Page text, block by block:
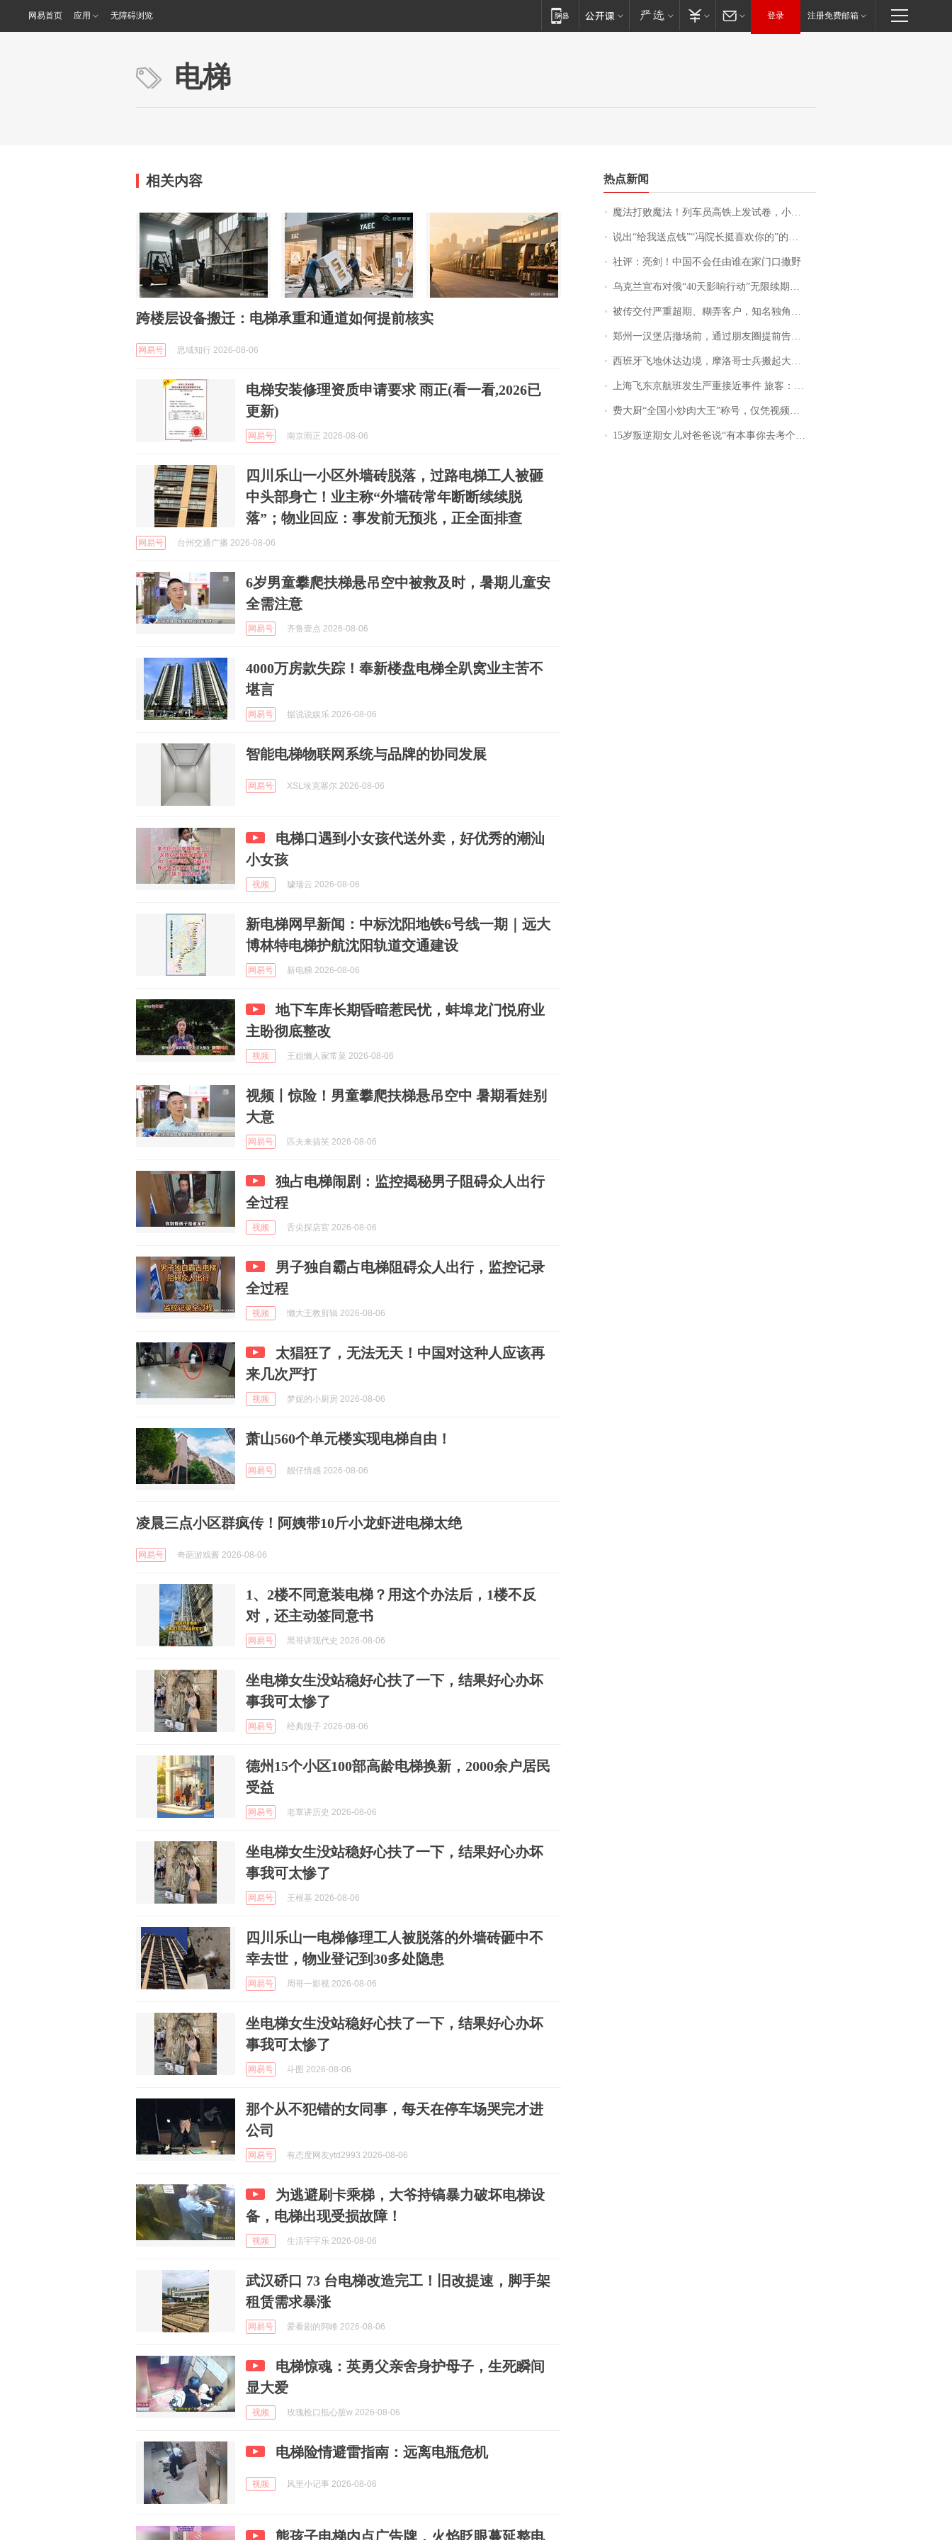
网易首页 应用 无障碍浏览 登录 注册免费邮箱
电梯
相关内容
跨楼层设备搬迁：电梯承重和通道如何提前核实
网易号 思域知行 2026-08-06
电梯安装修理资质申请要求 雨正(看一看,2026已
更新)
网易号 南京雨正 2026-08-06
四川乐山一小区外墙砖脱落，过路电梯工人被砸
中头部身亡！业主称“外墙砖常年断断续续脱
落”；物业回应：事发前无预兆，正全面排查
网易号 台州交通广播 2026-08-06
6岁男童攀爬扶梯悬吊空中被救及时，暑期儿童安
全需注意
网易号 齐鲁壹点 2026-08-06
4000万房款失踪！奉新楼盘电梯全趴窝业主苦不
堪言
网易号 据说说娱乐 2026-08-06
智能电梯物联网系统与品牌的协同发展
网易号 XSL埃克塞尔 2026-08-06
电梯口遇到小女孩代送外卖，好优秀的潮汕
小女孩
视频 璩瑞云 2026-08-06
新电梯网早新闻：中标沈阳地铁6号线一期｜远大
博林特电梯护航沈阳轨道交通建设
网易号 新电梯 2026-08-06
地下车库长期昏暗惹民忧，蚌埠龙门悦府业
主盼彻底整改
视频 王姐懒人家常菜 2026-08-06
视频丨惊险！男童攀爬扶梯悬吊空中 暑期看娃别
大意
网易号 匹夫来搞笑 2026-08-06
独占电梯闹剧：监控揭秘男子阻碍众人出行
全过程
视频 舌尖探店官 2026-08-06
男子独自霸占电梯阻碍众人出行，监控记录
全过程
视频 懒大王教剪辑 2026-08-06
太猖狂了，无法无天！中国对这种人应该再
来几次严打
视频 梦妮的小厨房 2026-08-06
萧山560个单元楼实现电梯自由！
网易号 靓仔情感 2026-08-06
凌晨三点小区群疯传！阿姨带10斤小龙虾进电梯太绝
网易号 奇葩游戏酱 2026-08-06
1、2楼不同意装电梯？用这个办法后，1楼不反
对，还主动签同意书
网易号 黑哥讲现代史 2026-08-06
坐电梯女生没站稳好心扶了一下，结果好心办坏
事我可太惨了
网易号 经典段子 2026-08-06
德州15个小区100部高龄电梯换新，2000余户居民
受益
网易号 老覃讲历史 2026-08-06
坐电梯女生没站稳好心扶了一下，结果好心办坏
事我可太惨了
网易号 王根基 2026-08-06
四川乐山一电梯修理工人被脱落的外墙砖砸中不
幸去世，物业登记到30多处隐患
网易号 周哥一影视 2026-08-06
坐电梯女生没站稳好心扶了一下，结果好心办坏
事我可太惨了
网易号 斗图 2026-08-06
那个从不犯错的女同事，每天在停车场哭完才进
公司
网易号 有态度网友ytd2993 2026-08-06
为逃避刷卡乘梯，大爷持镐暴力破坏电梯设
备，电梯出现受损故障！
视频 生活宇宇乐 2026-08-06
武汉硚口 73 台电梯改造完工！旧改提速，脚手架
租赁需求暴涨
网易号 爱看剧的阿峰 2026-08-06
电梯惊魂：英勇父亲舍身护母子，生死瞬间
显大爱
视频 玫瑰枪口抵心脏w 2026-08-06
电梯险情避雷指南：远离电瓶危机
视频 风里小记事 2026-08-06
熊孩子电梯内点广告牌，火焰眨眼蔓延整电
热点新闻
魔法打败魔法！列车员高铁上发试卷，小朋友一秒静音，12306回应：列车员个人行为，不是铁路规定
说出“给我送点钱”“冯院长挺喜欢你的”的执行局局长被停职，被骚扰的当事人还有问题待解决
社评：亮剑！中国不会任由谁在家门口撒野
乌克兰宣布对俄“40天影响行动”无限续期，7月两国对轰数据均创纪录
被传交付严重超期、糊弄客户，知名独角兽车企创始人回应：都没证据，将依法采取措施，“本人长期与美国交管局保持沟通，对方表示肯定”
郑州一汉堡店撤场前，通过朋友圈提前告知逐一退费，有顾客仅剩1元也全被退回，分文不少；顾客：言而有信，让人感动
西班牙飞地休达边境，摩洛哥士兵搬起大石块投向移民引争议，此前一天内数万人从摩洛哥涌入西班牙
上海飞东京航班发生严重接近事件 旅客：正常下降后突然拉升，下飞机时都不知险些撞机
费大厨“全国小炒肉大王”称号，仅凭视频评出？中国烹饪协会回应
15岁叛逆期女儿对爸爸说“有本事你去考个研究生”，44岁职场“老登”一战上岸“985”；父亲坦言拒绝空想，常年保持每月读6本书的习惯